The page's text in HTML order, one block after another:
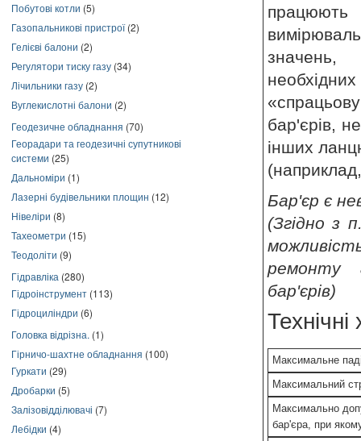
Побутові котли (5)
Газопальникові пристрої(2)
Гелієві балони (2)
Регулятори тиску газу (34)
Лічильники газу (2)
Вуглекислотні балони (2)
Геодезичне обладнання (70)
Георадари та геодезичні супутникові
системи (25)
Дальноміри (1)
Лазерні будівельники площин (12)
Нівеліри (8)
Тахеометри (15)
Теодоліти (9)
Гідравліка (280)
Гідроінструмент (113)
Гідроциліндри (6)
Головка відрізна. (1)
Гірничо-шахтне обладнання (100)
Гуркати (29)
Дробарки (5)
Залізовідділювачі (7)
Лебідки (4)
працюють
значень,
бар'єрів,
інших
Бар'єр є
(Згідно з
ремонту
бар'єрів)
Максимальне
Максимальний
Максимально
бар'єра, при